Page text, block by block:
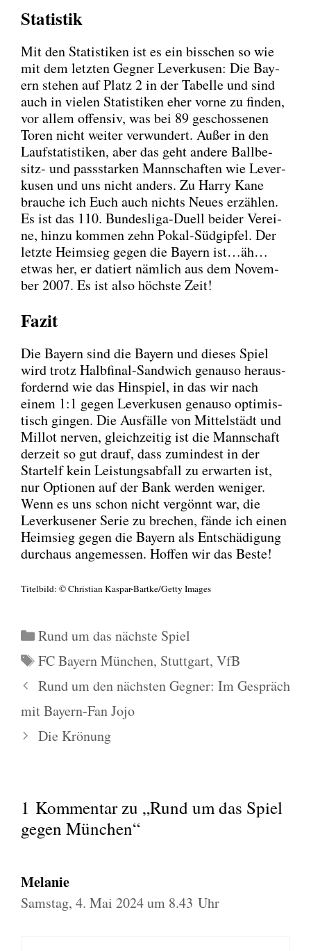
Statistik
Mit den Sta­tis­ti­ken ist es ein biss­chen so wie
mit dem letz­ten Geg­ner Lever­ku­sen: Die Bay­
ern ste­hen auf Platz 2 in der Tabel­le und sind
auch in vie­len Sta­tis­ti­ken eher vor­ne zu fin­den,
vor allem offen­siv, was bei 89 geschos­se­nen
Toren nicht wei­ter ver­wun­dert. Außer in den
Lauf­sta­tis­ti­ken, aber das geht ande­re Ball­be­
sitz- und pass­star­ken Mann­schaf­ten wie Lever­
ku­sen und uns nicht anders. Zu Har­ry Kane
brau­che ich Euch auch nichts Neu­es erzäh­len.
Es ist das 110. Bun­des­li­ga-Duell bei­der Ver­ei­
ne, hin­zu kom­men zehn Pokal-Süd­gip­fel. Der
letz­te Heim­sieg gegen die Bay­ern ist…äh…
etwas her, er datiert näm­lich aus dem Novem­
ber 2007. Es ist also höchs­te Zeit!
Fazit
Die Bay­ern sind die Bay­ern und die­ses Spiel
wird trotz Halb­fi­nal-Sand­wich genau­so her­aus­
for­dernd wie das Hin­spiel, in das wir nach
einem 1:1 gegen Lever­ku­sen genau­so opti­mis­
tisch gin­gen. Die Aus­fäl­le von Mit­tel­städt und
Mil­lot ner­ven, gleich­zei­tig ist die Mann­schaft
der­zeit so gut drauf, dass zumin­dest in der
Start­elf kein Leis­tungs­ab­fall zu erwar­ten ist,
nur Optio­nen auf der Bank wer­den weni­ger.
Wenn es uns schon nicht ver­gönnt war, die
Lever­ku­se­ner Serie zu bre­chen, fän­de ich einen
Heim­sieg gegen die Bay­ern als Ent­schä­di­gung
durch­aus ange­mes­sen. Hof­fen wir das Bes­te!
Titel­bild: © Chris­ti­an Kas­par-Bart­ke/­Get­ty Images
Kategorien
Rund um das nächste Spiel
Schlagwörter
FC Bayern München, Stuttgart, VfB
Rund um den nächsten Gegner: Im Gespräch
mit Bayern-Fan Jojo
Die Krönung
1 Kommentar zu „Rund um das Spiel
gegen München“
Melanie
Samstag, 4. Mai 2024 um 8.43 Uhr